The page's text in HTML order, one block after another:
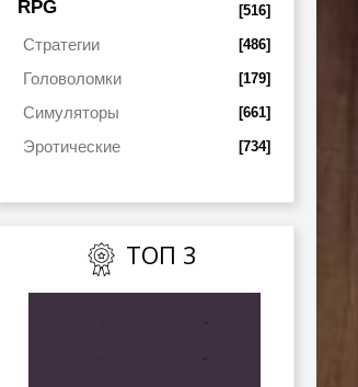
RPG [516]
Стратегии [486]
Головоломки [179]
Симуляторы [661]
Эротические [734]
ТОП 3